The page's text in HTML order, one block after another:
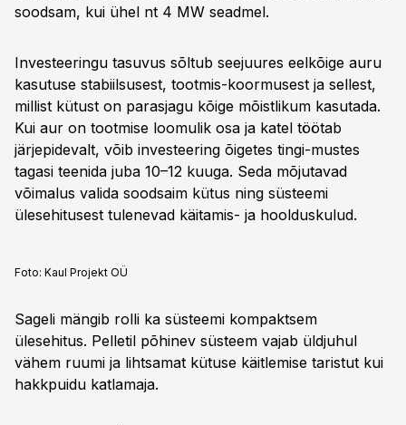
soodsam, kui ühel nt 4 MW seadmel.
Investeeringu tasuvus sõltub seejuures eelkõige auru
kasutuse stabiilsusest, tootmis-koormusest ja sellest,
millist kütust on parasjagu kõige mõistlikum kasutada.
Kui aur on tootmise loomulik osa ja katel töötab
järjepidevalt, võib investeering õigetes tingi-mustes
tagasi teenida juba 10–12 kuuga. Seda mõjutavad
võimalus valida soodsaim kütus ning süsteemi
ülesehitusest tulenevad käitamis- ja hoolduskulud.
Foto: Kaul Projekt OÜ
Sageli mängib rolli ka süsteemi kompaktsem
ülesehitus. Pelletil põhinev süsteem vajab üldjuhul
vähem ruumi ja lihtsamat kütuse käitlemise taristut kui
hakkpuidu katlamaja.